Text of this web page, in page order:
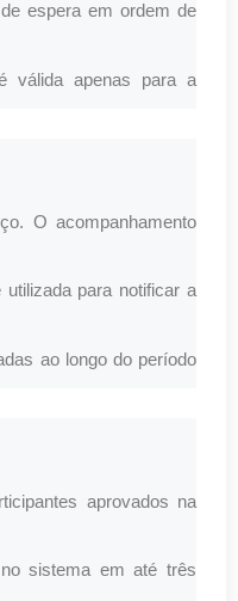
espera em ordem de
válida apenas para a
O acompanhamento
para notificar a
ao longo do período
aprovados na
sistema em até três